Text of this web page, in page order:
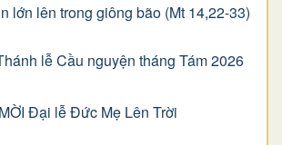
lớn lên trong giông bão (Mt 14,22-33)
lễ Cầu nguyện tháng Tám 2026
Đại lễ Đức Mẹ Lên Trời